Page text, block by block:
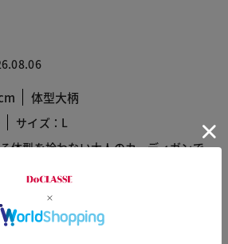
体型大柄
サイズ：L
体型を拾わない大人のカーディガンで
春、秋の暑い日にも着れるサラッとし
買ってよかたです。